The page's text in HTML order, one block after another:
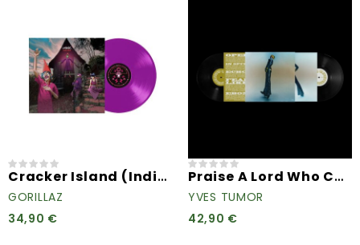
Cracker Island (Indie...
GORILLAZ
34,90 €
Praise A Lord Who Chews But...
YVES TUMOR
42,90 €